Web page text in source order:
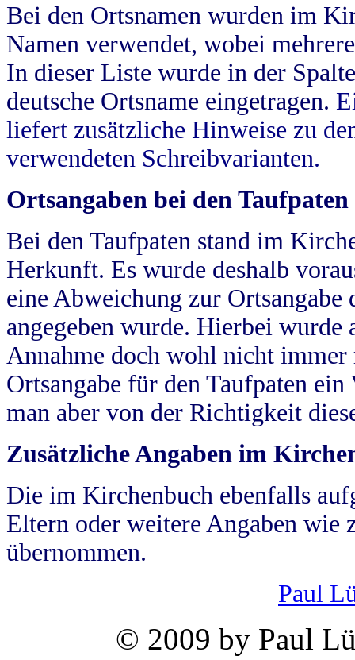
Bei den Ortsnamen wurden im
Namen verwendet, wobei
In dieser Liste wurde in der
deutsche Ortsname eingetragen.
liefert zusätzliche Hinweise zu
verwendeten Schreibvarianten.
Ortsangaben bei den Taufpaten
Bei den Taufpaten stand im
Herkunft. Es wurde deshalb
eine Abweichung zur
angegeben wurde. Hierbei wurde
Annahme doch wohl nicht
Ortsangabe für den Taufpaten
man aber von der Richtigkeit
Zusätzliche Angaben im
Die im Kirchenbuch ebenfalls
Eltern oder weitere Angaben wie
übernommen.
Paul
© 2009 by Paul